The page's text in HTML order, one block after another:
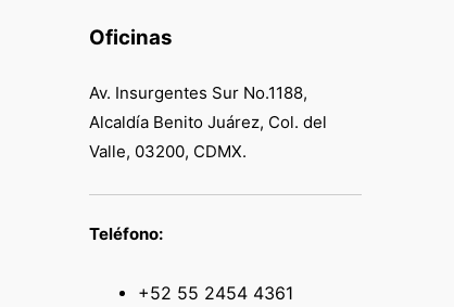
Oficinas
Av. Insurgentes Sur No.1188,
Alcaldía Benito Juárez, Col. del
Valle, 03200, CDMX.
Teléfono:
+52 55 2454 4361